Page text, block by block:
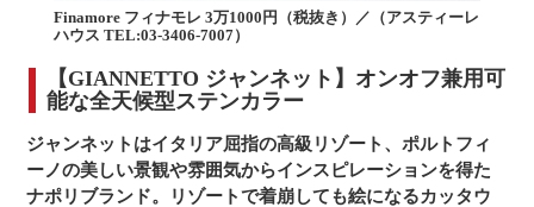
Finamore フィナモレ 3万1000円（税抜き）／（アスティーレ
ハウス TEL:03-3406-7007）
【GIANNETTO ジャンネット】オンオフ兼用可
能な全天候型ステンカラー
ジャンネットはイタリア屈指の高級リゾート、ポルトフィ
ーノの美しい景観や雰囲気からインスピレーションを得た
ナポリブランド。リゾートで着崩しても絵になるカッタウ